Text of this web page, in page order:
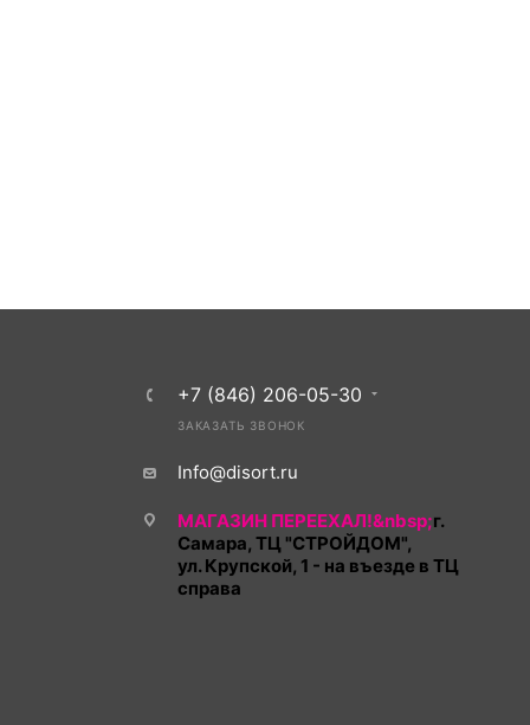
+7 (846) 206-05-30
ЗАКАЗАТЬ ЗВОНОК
Info@disort.ru
МАГАЗИН ПЕРЕЕХАЛ!&nbsp;г.
Самара, ТЦ "СТРОЙДОМ",
ул. Крупской, 1 - на въезде в ТЦ
справа